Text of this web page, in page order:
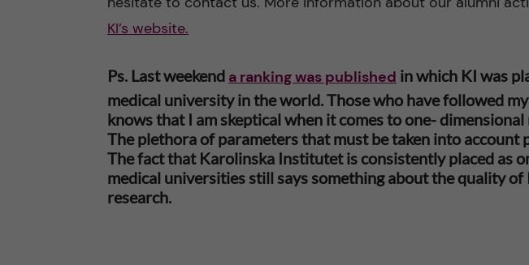
KI’s website.
Ps. Last weekend a ranking was published in which KI was
medical university in the world. Those who have followed
knows that I am skeptical when it comes to one-
The plethora of parameters that must be taken into account
The fact that Karolinska Institutet is consistently placed as
medical universities still says something about the quality of
research.